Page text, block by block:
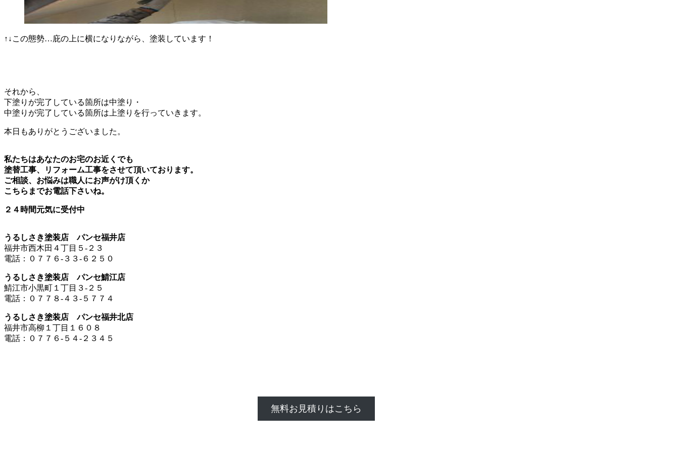
↑↓この態勢…庇の上に横になりながら、塗装しています！
それから、
下塗りが完了している箇所は中塗り・
中塗りが完了している箇所は上塗りを行っていきます。
本日もありがとうございました。
私たちはあなたのお宅のお近くでも
塗替工事、リフォーム工事をさせて頂いております。
ご相談、お悩みは職人にお声がけ頂くか
こちらまでお電話下さいね。
２４時間元気に受付中
うるしさき塗装店 パンセ福井店
福井市西木田４丁目５-２３
電話：０７７６-３３-６２５０
うるしさき塗装店 パンセ鯖江店
鯖江市小黒町１丁目３-２５
電話：０７７８-４３-５７７４
うるしさき塗装店 パンセ福井北店
福井市高柳１丁目１６０８
電話：０７７６-５４-２３４５
無料お見積りはこちら